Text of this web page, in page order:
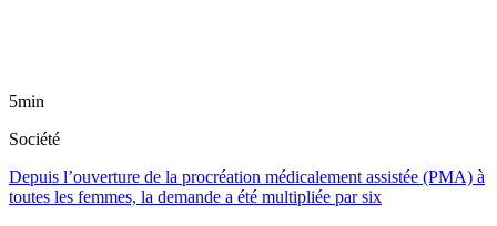
5min
Société
Depuis l’ouverture de la procréation médicalement assistée (PMA) à
toutes les femmes, la demande a été multipliée par six